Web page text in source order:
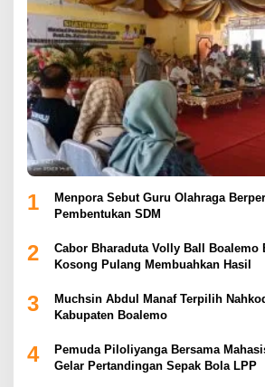
1
Menpora Sebut Guru Olahraga
Pembentukan SDM
2
Cabor Bharaduta Volly Ball Boalemo
Kosong Pulang Membuahkan Hasil
3
Muchsin Abdul Manaf Terpilih
Kabupaten Boalemo
4
Pemuda Piloliyanga Bersama
Gelar Pertandingan Sepak Bola LPP